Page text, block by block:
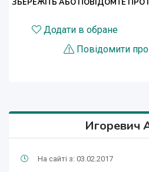
ЗБЕРЕЖІТЬ АБО ПОВІДОМТЕ
Додати в обране
Повідомити
Игоревич
На сайті з: 03.02.2017